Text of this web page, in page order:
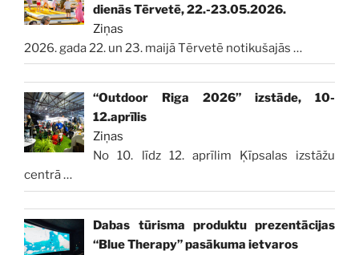
dienās Tērvetē, 22.-23.05.2026.
Ziņas
2026. gada 22. un 23. maijā Tērvetē notikušajās …
“Outdoor Riga 2026” izstāde, 10-
12.aprīlis
Ziņas
No 10. līdz 12. aprīlim Ķīpsalas izstāžu
centrā…
Dabas tūrisma produktu prezentācijas
“Blue Therapy” pasākuma ietvaros